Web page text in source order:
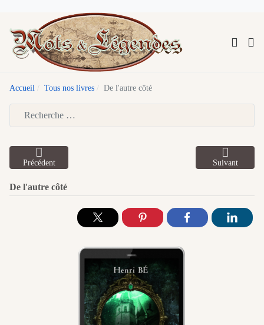
Accueil Tous nos livres De l'autre côté
Précédent Suivant
De l'autre côté